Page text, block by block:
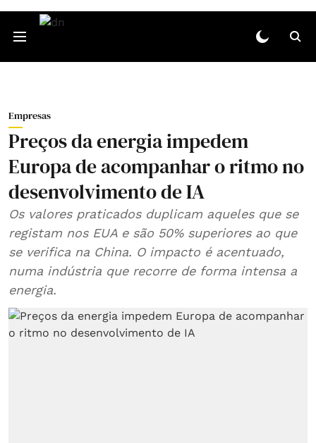
Empresas
Preços da energia impedem
Europa de acompanhar o ritmo no
desenvolvimento de IA
Os valores praticados duplicam aqueles que se
registam nos EUA e são 50% superiores ao que
se verifica na China. O impacto é acentuado,
numa indústria que recorre de forma intensa a
energia.